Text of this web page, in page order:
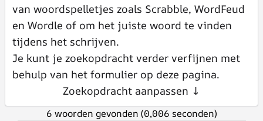
van woordspelletjes zoals Scrabble, WordFeud
en Wordle of om het juiste woord te vinden
tijdens het schrijven.
Je kunt je zoekopdracht verder verfijnen met
behulp van het formulier op deze pagina.
Zoekopdracht aanpassen ↓
6 woorden gevonden (0,006 seconden)